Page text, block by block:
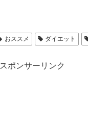
おススメ ダイエット
スポンサーリンク